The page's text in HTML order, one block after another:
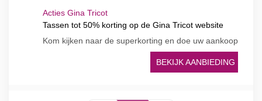
Acties Gina Tricot
Tassen tot 50% korting op de Gina Tricot website
Kom kijken naar de superkorting en doe uw aankoop
BEKIJK AANBIEDING